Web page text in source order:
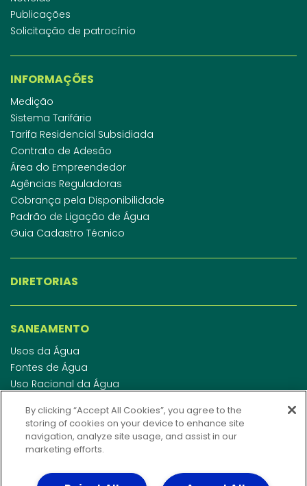
Publicações
Solicitação de patrocínio
INFORMAÇÕES
Medição
Sistema Tarifário
Tarifa Residencial Subsidiada
Contrato de Adesão
Área do Empreendedor
Agências Reguladoras
Cobrança pela Disponibilidade
Padrão de Ligação de Água
Guia Cadastro Técnico
DIRETORIAS
SANEAMENTO
Usos da Água
Fontes de Água
Uso Racional da Água
Esgotamento Sanitário
Regulamento de Água e Esgoto
Indicadores de qualidade da água
By clicking “Accept All Cookies”, you agree to the
storing of cookies on your device to enhance site
navigation, analyze site usage, and assist in our
marketing efforts.